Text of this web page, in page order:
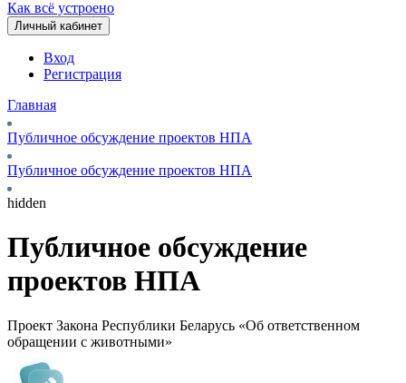
Как всё устроено
Личный кабинет
Вход
Регистрация
Главная
Публичное обсуждение проектов НПА
Публичное обсуждение проектов НПА
hidden
Публичное обсуждение
проектов НПА
Проект Закона Республики Беларусь «Об ответственном
обращении с животными»